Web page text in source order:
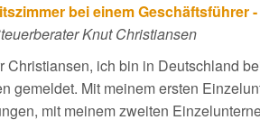
bei einem Geschäftsführer
Knut Christiansen
Christiansen, ich bin in Deutschland
gemeldet. Mit meinem ersten
mit meinem zweiten